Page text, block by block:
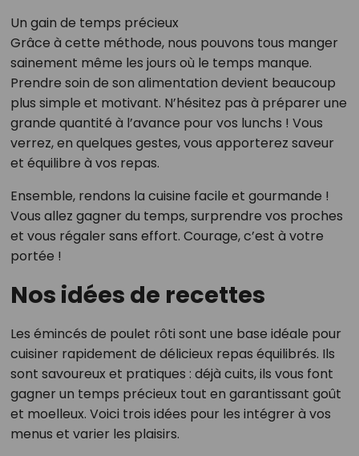
Un gain de temps précieux
Grâce à cette méthode, nous pouvons tous manger
sainement même les jours où le temps manque.
Prendre soin de son alimentation devient beaucoup
plus simple et motivant. N’hésitez pas à préparer une
grande quantité à l’avance pour vos lunchs ! Vous
verrez, en quelques gestes, vous apporterez saveur
et équilibre à vos repas.
Ensemble, rendons la cuisine facile et gourmande !
Vous allez gagner du temps, surprendre vos proches
et vous régaler sans effort. Courage, c’est à votre
portée !
Nos idées de recettes
Les émincés de poulet rôti sont une base idéale pour
cuisiner rapidement de délicieux repas équilibrés. Ils
sont savoureux et pratiques : déjà cuits, ils vous font
gagner un temps précieux tout en garantissant goût
et moelleux. Voici trois idées pour les intégrer à vos
menus et varier les plaisirs.